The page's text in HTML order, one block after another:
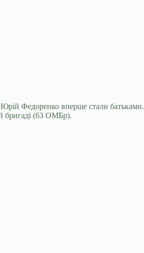
Юрій Федоренко вперше стали батьками.
бригаді (63 ОМБр).